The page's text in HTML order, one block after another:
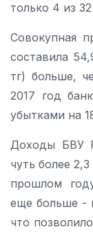
только 4 из
Совокупная
составила
тг) больше,
2017 год
убытками на
Доходы БВУ
чуть более
прошлом
еще больше -
что